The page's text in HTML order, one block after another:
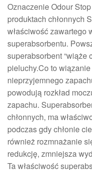
Oznaczenie Odour
produktach chłonnych
właściwość zawartego
superabsorbentu.
superabsorbent “wiąże
pieluchy.Co to
nieprzyjemnego
powodują rozkład
zapachu.
chłonnych, ma
podczas gdy chłonie
również rozmnażanie
redukcję, zmniejsza
Ta właściwość